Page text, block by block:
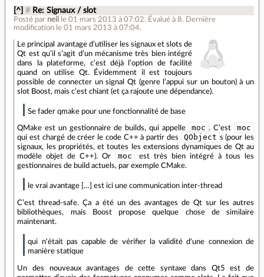
[^] # Re: Signaux / slot
Posté par neil le 01 mars 2013 à 07:02. Évalué à8. Dernière
modification le 01 mars 2013 à 07:04.
Le principal avantage d’utiliser les signaux et slots de
Qt est qu’il s’agit d’un mécanisme très bien intégré
dans la plateforme, c’est déjà l’option de facilité
quand on utilise Qt. Évidemment il est toujours
possible de connecter un signal Qt (genre l’appui sur un bouton) à un
slot Boost, mais c’est chiant (et ça rajoute une dépendance).
Se fader qmake pour une fonctionnalité de base
QMake est un gestionnaire de builds, qui appelle moc . C’est moc
qui est chargé de créer le code C++ à partir des QObject s (pour les
signaux, les propriétés, et toutes les extensions dynamiques de Qt au
modèle objet de C++). Or
moc
est très bien intégré à tous les
gestionnaires de build actuels, par exemple CMake.
le vrai avantage […] est ici une communication inter-thread
C’est thread-safe. Ça a été un des avantages de Qt sur les autres
bibliothèques, mais Boost propose quelque chose de similaire
maintenant.
qui n'était pas capable de vérifier la validité d'une connexion de
manière statique
Un des nouveaux avantages de cette syntaxe dans Qt5 est de